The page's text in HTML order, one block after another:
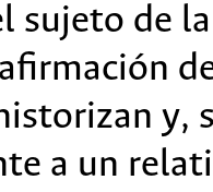
sujeto de
y,
a un